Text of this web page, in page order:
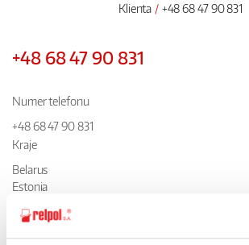
Klienta
+48 68 47 90 831
+48 68 47 90 831
Numer telefonu
+48 68 47 90 831
Kraje
Belarus
Estonia
Latvija
Lithuania